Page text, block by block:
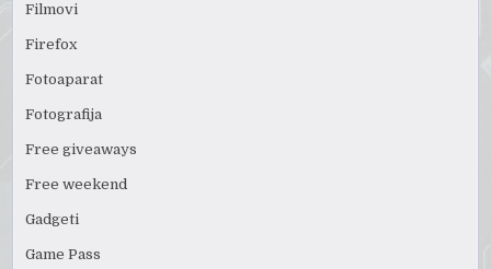
Filmovi
Firefox
Fotoaparat
Fotografija
Free giveaways
Free weekend
Gadgeti
Game Pass